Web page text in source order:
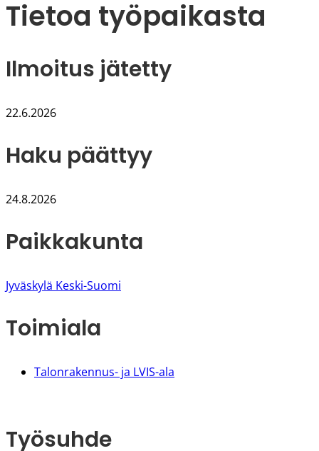
Tietoa työpaikasta
Ilmoitus jätetty
22.6.2026
Haku päättyy
24.8.2026
Paikkakunta
Jyväskylä Keski-Suomi
Toimiala
Talonrakennus- ja LVIS-ala
Työsuhde